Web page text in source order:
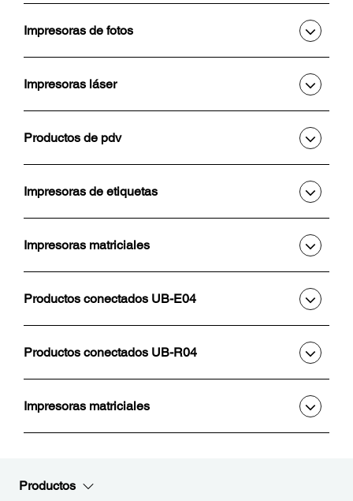
Impresoras de fotos
Impresoras láser
Productos de pdv
Impresoras de etiquetas
Impresoras matriciales
Productos conectados UB-E04
Productos conectados UB-R04
Impresoras matriciales
Productos